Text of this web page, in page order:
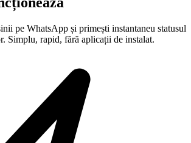
pe WhatsApp și primești instantaneu statusul
Simplu, rapid, fără aplicații de instalat.